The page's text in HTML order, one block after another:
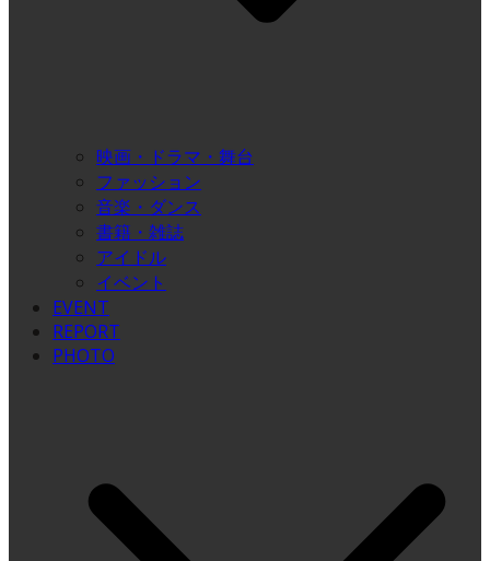
映画・ドラマ・舞台
ファッション
音楽・ダンス
書籍・雑誌
アイドル
イベント
EVENT
REPORT
PHOTO